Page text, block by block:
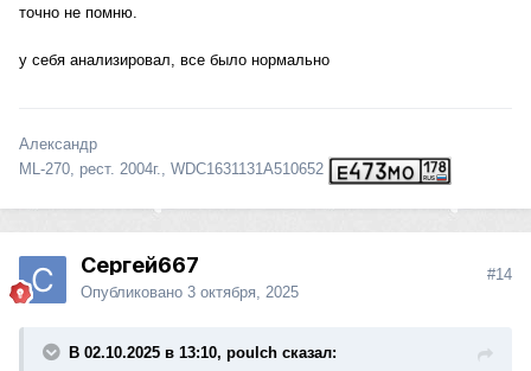
точно не помню.
у себя анализировал, все было нормально
Александр
ML-270, рест. 2004г., WDC1631131A510652
Сергей667
Опубликовано 3 октября, 2025
#14
В 02.10.2025 в 13:10, poulch сказал: